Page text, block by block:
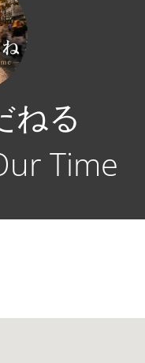
ねる
Time